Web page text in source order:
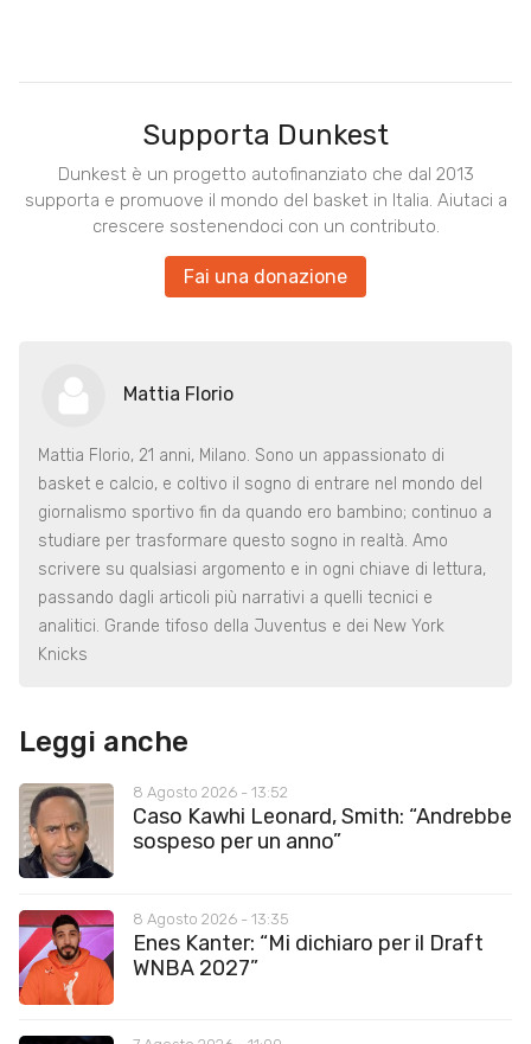
Supporta Dunkest
Dunkest è un progetto autofinanziato che dal 2013
supporta e promuove il mondo del basket in Italia. Aiutaci a
crescere sostenendoci con un contributo.
Fai una donazione
Mattia Florio
Mattia Florio, 21 anni, Milano. Sono un appassionato di
basket e calcio, e coltivo il sogno di entrare nel mondo del
giornalismo sportivo fin da quando ero bambino; continuo a
studiare per trasformare questo sogno in realtà. Amo
scrivere su qualsiasi argomento e in ogni chiave di lettura,
passando dagli articoli più narrativi a quelli tecnici e
analitici. Grande tifoso della Juventus e dei New York
Knicks
Leggi anche
8 Agosto 2026 - 13:52
Caso Kawhi Leonard, Smith: “Andrebbe
sospeso per un anno”
8 Agosto 2026 - 13:35
Enes Kanter: “Mi dichiaro per il Draft
WNBA 2027”